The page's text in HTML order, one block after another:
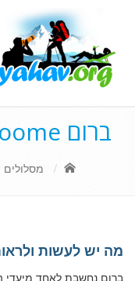
ברום Broome
מסלולים
מה יש לעשות
ברום נחשבת לאחד מיעדי